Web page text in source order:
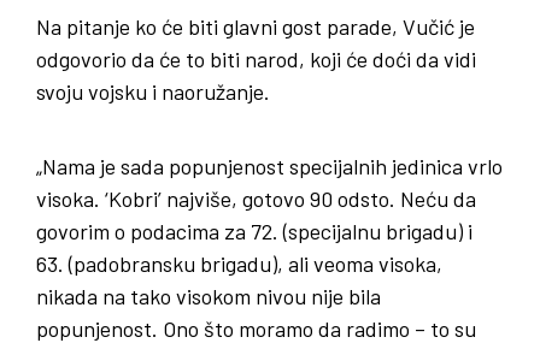
Na pitanje ko će biti glavni gost parade, Vučić je
odgovorio da će to biti narod, koji će doći da vidi
svoju vojsku i naoružanje.
„Nama je sada popunjenost specijalnih jedinica vrlo
visoka. ‘Kobri’ najviše, gotovo 90 odsto. Neću da
govorim o podacima za 72. (specijalnu brigadu) i
63. (padobransku brigadu), ali veoma visoka,
nikada na tako visokom nivou nije bila
popunjenost. Ono što moramo da radimo – to su